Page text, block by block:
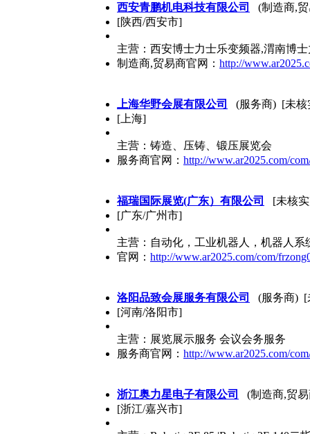
西安青鹏机电科技有限公司
(制造商,
[陕西/西安市]
主营：西安博士力士乐变频器,渭南博
制造商,贸易商官网： http://
上海华野会展有限公司
(服务商) [未核
[上海]
主营：铸造、压铸、锻压展览会
服务商官网： http://www.ar2025.com/
福瑞国际展览(广东）有限公司
[未核
[广东/广州市]
主营：自动化，工业机器人，机器人系
官网： http://www.ar2025.com/com/
洛阳品致会展服务有限公司
(服务商) [
[河南/洛阳市]
主营：展览展示服务 会议会务服务
服务商官网： http://www.ar2025.com/
浙江奥力星电子有限公司
(制造商,贸
[浙江/嘉兴市]